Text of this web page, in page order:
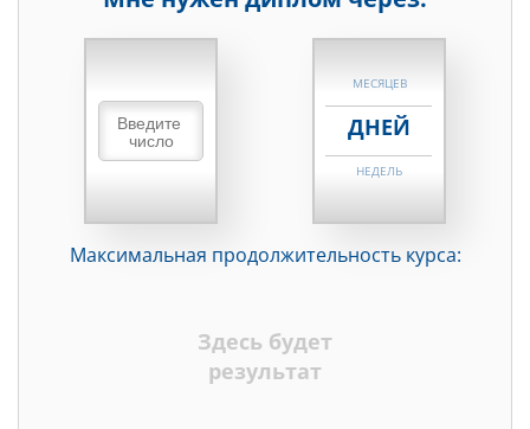
НЕДЕЛЬ
МЕСЯЦЕВ
ДНЕЙ
НЕДЕЛЬ
ДНЕЙ
Максимальная продолжительность курса:
Здесь будет
результат